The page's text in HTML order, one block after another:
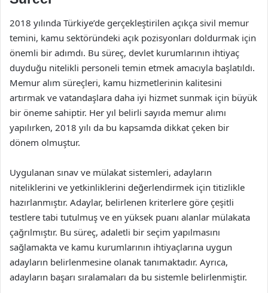
2018 yılında Türkiye’de gerçekleştirilen açıkça sivil memur
temini, kamu sektöründeki açık pozisyonları doldurmak için
önemli bir adımdı. Bu süreç, devlet kurumlarının ihtiyaç
duyduğu nitelikli personeli temin etmek amacıyla başlatıldı.
Memur alım süreçleri, kamu hizmetlerinin kalitesini
artırmak ve vatandaşlara daha iyi hizmet sunmak için büyük
bir öneme sahiptir. Her yıl belirli sayıda memur alımı
yapılırken, 2018 yılı da bu kapsamda dikkat çeken bir
dönem olmuştur.
Uygulanan sınav ve mülakat sistemleri, adayların
niteliklerini ve yetkinliklerini değerlendirmek için titizlikle
hazırlanmıştır. Adaylar, belirlenen kriterlere göre çeşitli
testlere tabi tutulmuş ve en yüksek puanı alanlar mülakata
çağrılmıştır. Bu süreç, adaletli bir seçim yapılmasını
sağlamakta ve kamu kurumlarının ihtiyaçlarına uygun
adayların belirlenmesine olanak tanımaktadır. Ayrıca,
adayların başarı sıralamaları da bu sistemle belirlenmiştir.